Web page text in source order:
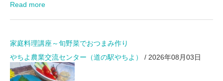
Read more
家庭料理講座～旬野菜でおつまみ作り
やちよ農業交流センター（道の駅やちよ）
/ 2026年08月03日